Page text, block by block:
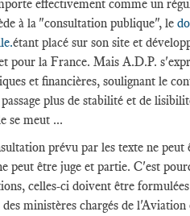
effectivement comme un
à la "consultation publique", le
étant placé sur son site et
pour la France. Mais A.D.P.
et financières, soulignant le
plus de stabilité et de
se meut ...
prévu par les texte ne peut
peut être juge et partie. C'est
celles-ci doivent être
ministères chargés de l'Aviation